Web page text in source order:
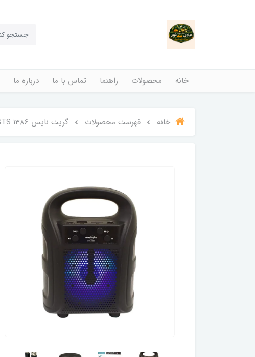
خانه محصولات راهنما تماس با ما درباره ما
خانه فهرست محصولات گریت نایس GTS 1386 | اسپیکر بلوتوثی قابل حمل با شیار MicroSD، USB و بلوتوث